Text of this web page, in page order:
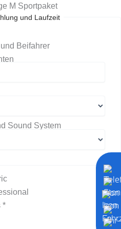
M Sportpaket
Beifahrer
Memory
Sound System
*
und Laufzeit